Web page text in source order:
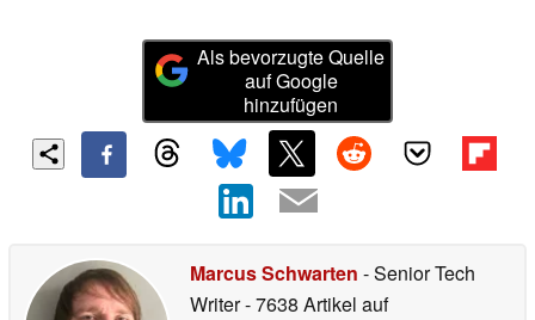
Als bevorzugte Quelle
auf Google
hinzufügen
Marcus Schwarten - Senior Tech
Writer- 7638 Artikel auf